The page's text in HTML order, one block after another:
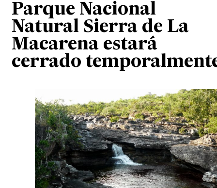
Parque Nacional
Natural Sierra de La
Macarena estará
cerrado